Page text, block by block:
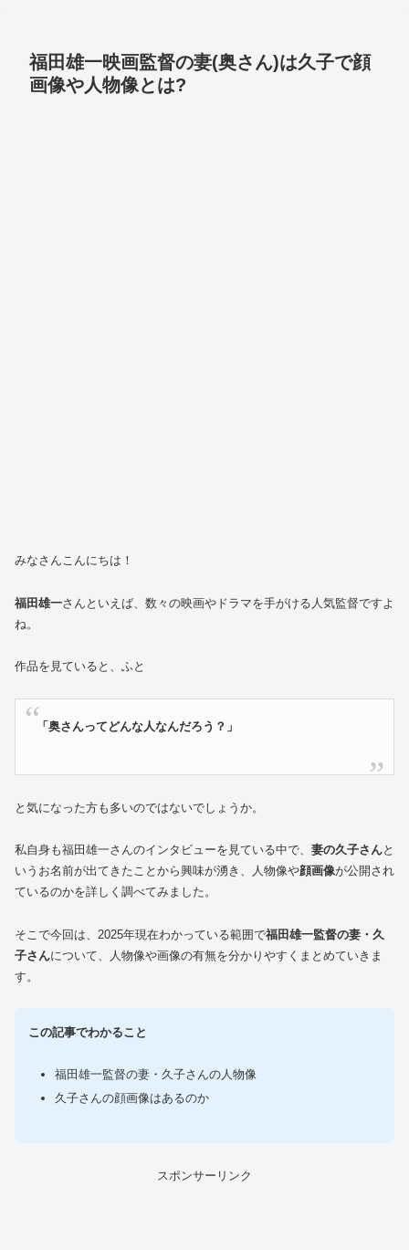
福田雄一映画監督の妻(奥さん)は久子で顔
画像や人物像とは?
みなさんこんにちは！
福田雄一さんといえば、数々の映画やドラマを手がける人気監督ですよ
ね。
作品を見ていると、ふと
「奥さんってどんな人なんだろう？」
と気になった方も多いのではないでしょうか。
私自身も福田雄一さんのインタビューを見ている中で、 妻の久子さんと
いうお名前が出てきたことから興味が湧き、人物像や顔画像が公開され
ているのかを詳しく調べてみました。
そこで今回は、2025年現在わかっている範囲で福田雄一監督の妻・久
子さんについて、人物像や画像の有無を分かりやすくまとめていきま
す。
この記事でわかること
福田雄一監督の妻・久子さんの人物像
久子さんの顔画像はあるのか
スポンサーリンク